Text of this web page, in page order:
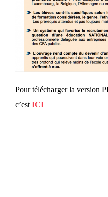
Pour télécharger la version
c’est ICI